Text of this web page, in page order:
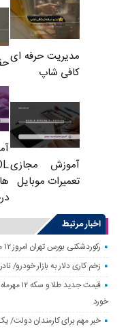
مدیریت حرفه ای
کافی شاپ
آموزش مجازی
تعمیرات موبایل
اخبار مرتبط
رکوردشکنی بورس تهران امروز ۱۲ مهر ۱۴۰۴| بازار سهام رونق گرفت
زخم کاری دلار به بازار خودرو/
خورد
خبر مهم برای کارمندان